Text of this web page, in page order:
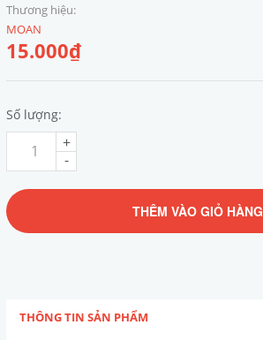
Thương hiệu:
MOAN
15.000₫
Số lượng:
-
+
THÊM VÀO GIỎ HÀNG
THÔNG TIN SẢN PHẨM